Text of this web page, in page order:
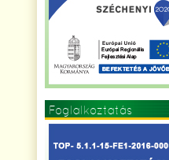
Foglalkoztatás